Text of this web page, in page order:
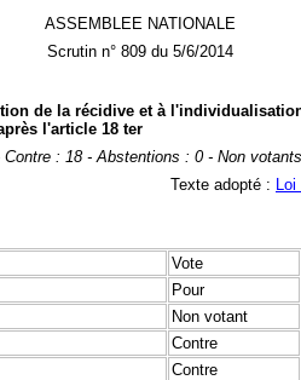
ASSEMBLEE NATIONALE
Scrutin n° 809 du 5/6/2014
de la récidive et à
l'article 18 ter
Contre : 18 - Abstentions : 0 - Non
Texte adopté :
Vote
Pour
Non votant
Contre
Contre